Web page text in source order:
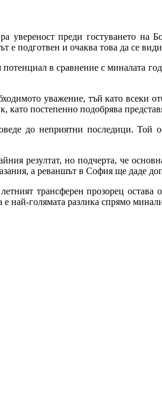
увереност преди гостуването
е подготвен и очаква това да се
в сравнение с миналата
уважение, тъй като всеки
като постепенно подобрява
до неприятни последици. Той
резултат, но подчерта, че
а реваншът в София ще даде
трансферен прозорец
най-голямата разлика спрямо